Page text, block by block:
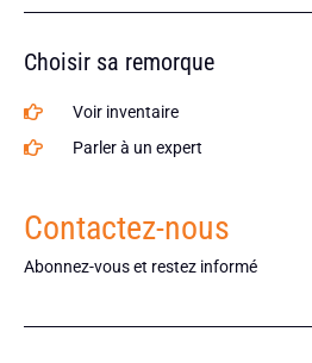
Choisir sa remorque
Voir inventaire
Parler à un expert
Contactez-nous
Abonnez-vous et restez informé